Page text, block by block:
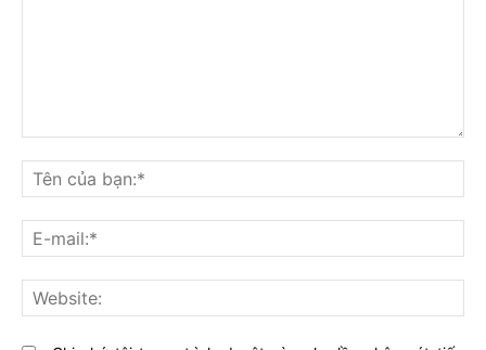
nghĩ
gì
về
bài
viết
này?